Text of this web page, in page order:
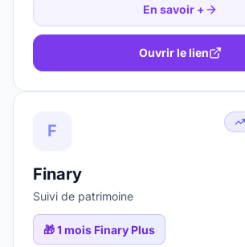
En savoir +
Ouvrir le lien
F
Finary
Suivi de patrimoine
🎁1 mois Finary Plus